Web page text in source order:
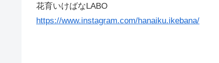
花育いけばなLABO
https://www.instagram.com/hanaiku.ikebana/